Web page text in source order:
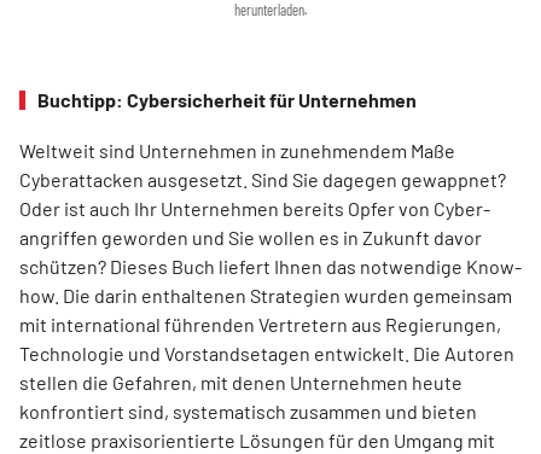
herunterladen.
Buchtipp: Cybersicherheit für Unternehmen
Weltweit sind Unternehmen in zunehmendem Maße
Cyberattacken ausgesetzt. Sind Sie dagegen gewappnet?
Oder ist auch Ihr Unternehmen bereits Opfer von Cyber-
angriffen geworden und Sie wollen es in Zukunft davor
schützen? Dieses Buch liefert Ihnen das notwendige Know-
how. Die darin enthaltenen Strategien wurden gemeinsam
mit international führenden Vertretern aus Regierungen,
Technologie und Vorstandsetagen entwickelt. Die Autoren
stellen die Gefahren, mit denen Unternehmen heute
konfrontiert sind, systematisch zusammen und bieten
zeitlose praxisorientierte Lösungen für den Umgang mit